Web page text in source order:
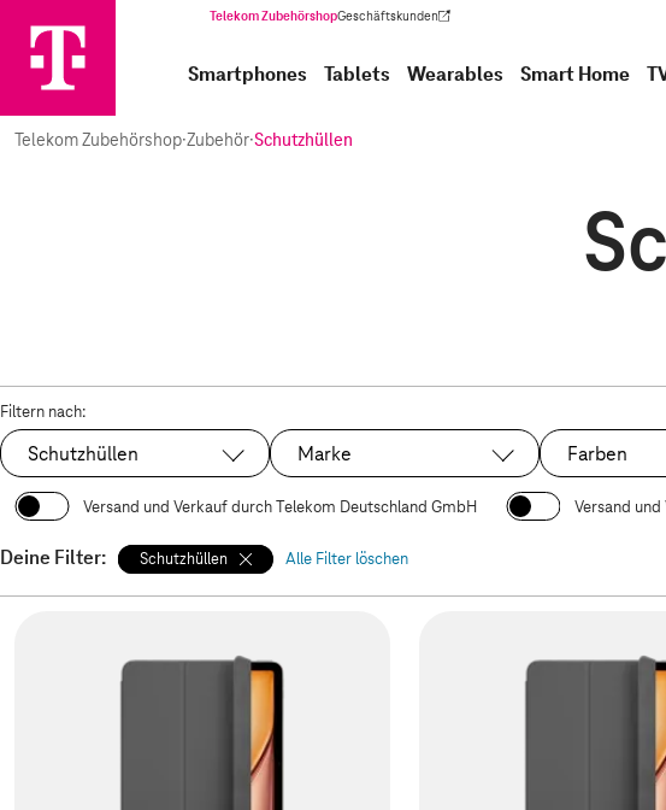
Telekom ZubehörshopGeschäftskunden
(Wird in einem neuen Tab geöffnet)
Smartphones Tablets Wearables Smart Home
Telekom Zubehörshop·Zubehör·Schutzhüllen
Filtern nach:
Ausgewählt:
Schutzhüllen Marke Farben
Versand und Verkauf durch Telekom Deutschland GmbH Versand
Deine Filter: Schutzhüllen Alle Filter löschen